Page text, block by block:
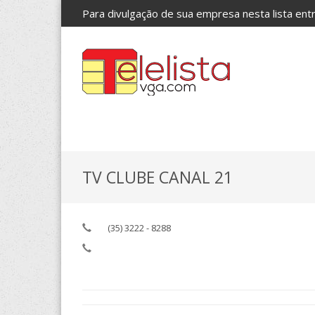
Para divulgação de sua empresa nesta lista
TV CLUBE CANAL 21
(35) 3222 - 8288